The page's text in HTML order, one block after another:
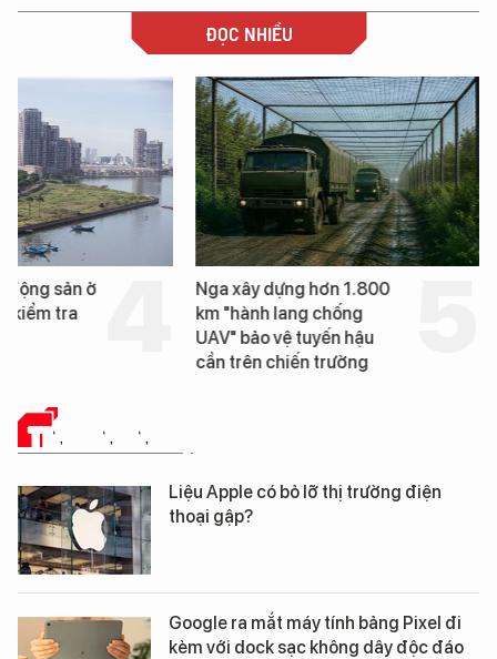
ĐỌC NHIỀU
động sản ở
kiểm tra
Nga xây dựng hơn 1.800
km "hành lang chống
UAV" bảo vệ tuyến hậu
cần trên chiến trường
TIN CÔNG NGHỆ
Liệu Apple có bỏ lỡ thị trường điện
thoại gập?
Google ra mắt máy tính bảng Pixel đi
kèm với dock sạc không dây độc đáo